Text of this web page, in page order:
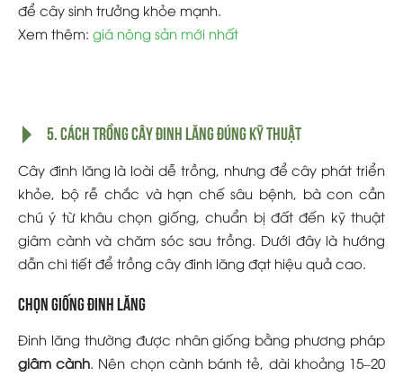
để cây sinh trưởng khỏe mạnh.
Xem thêm: giá nông sản mới nhất
5. Cách trồng cây đinh lăng đúng kỹ thuật
Cây đinh lăng là loài dễ trồng, nhưng để cây phát triển
khỏe, bộ rễ chắc và hạn chế sâu bệnh, bà con cần
chú ý từ khâu chọn giống, chuẩn bị đất đến kỹ thuật
giâm cành và chăm sóc sau trồng. Dưới đây là hướng
dẫn chi tiết để trồng cây đinh lăng đạt hiệu quả cao.
Chọn giống đinh lăng
Đinh lăng thường được nhân giống bằng phương pháp
giâm cành. Nên chọn cành bánh tẻ, dài khoảng 15–20